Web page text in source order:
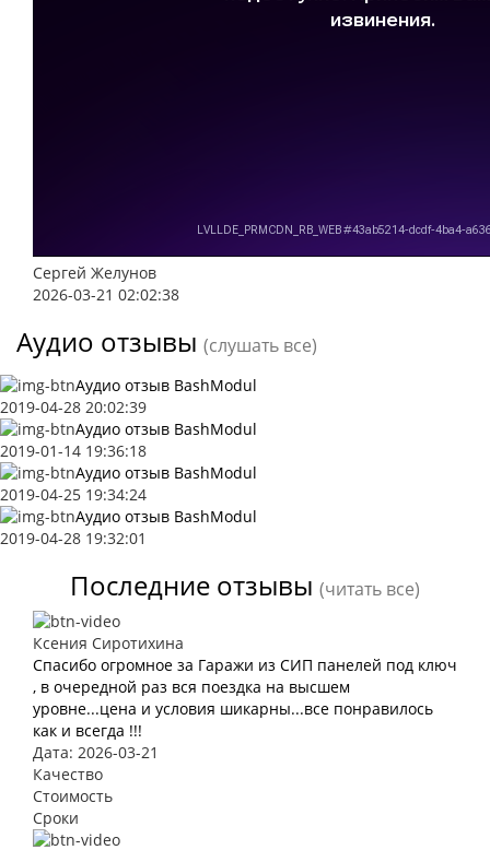
Сергей Желунов
2026-03-21 02:02:38
Аудио отзывы (слушать все)
Аудио отзыв BashModul
2019-04-28 20:02:39
Аудио отзыв BashModul
2019-01-14 19:36:18
Аудио отзыв BashModul
2019-04-25 19:34:24
Аудио отзыв BashModul
2019-04-28 19:32:01
Последние отзывы (читать все)
Ксения Сиротихина
Спасибо огромное за Гаражи из СИП панелей под ключ
, в очередной раз вся поездка на высшем
уровне...цена и условия шикарны...все понравилось
как и всегда !!!
Дата: 2026-03-21
Качество
Стоимость
Сроки